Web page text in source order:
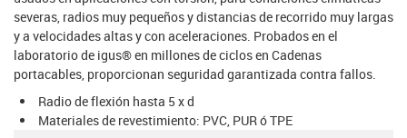
severas, radios muy pequeños y distancias de recorrido muy largas
y a velocidades altas y con aceleraciones. Probados en el
laboratorio de igus® en millones de ciclos en Cadenas
portacables, proporcionan seguridad garantizada contra fallos.
Radio de flexión hasta 5 x d
Materiales de revestimiento: PVC, PUR ó TPE